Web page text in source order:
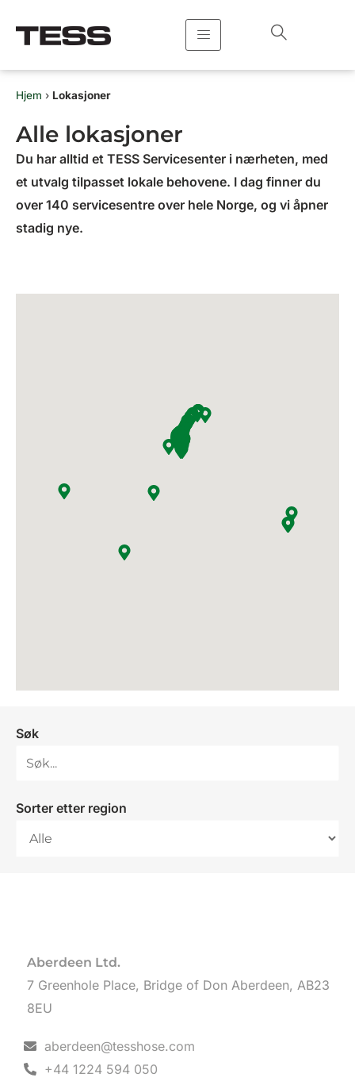
rett
Hjem › Lokasjoner
Alle lokasjoner
Du har alltid et TESS Servicesenter i nærheten, med
et utvalg tilpasset lokale behovene. I dag finner du
over 140 servicesentre over hele Norge, og vi åpner
stadig nye.
Søk
Sorter etter region
Aberdeen Ltd.
7 Greenhole Place, Bridge of Don Aberdeen, AB23
8EU
aberdeen@tesshose.com
+44 1224 594 050